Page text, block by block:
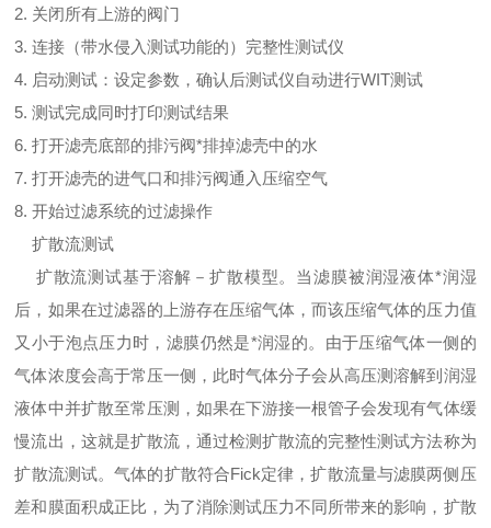
2. 关闭所有上游的阀门
3. 连接（带水侵入测试功能的）完整性测试仪
4. 启动测试：设定参数，确认后测试仪自动进行WIT测试
5. 测试完成同时打印测试结果
6. 打开滤壳底部的排污阀*排掉滤壳中的水
7. 打开滤壳的进气口和排污阀通入压缩空气
8. 开始过滤系统的过滤操作
扩散流测试
扩散流测试基于溶解－扩散模型。当滤膜被润湿液体*润湿
后，如果在过滤器的上游存在压缩气体，而该压缩气体的压力值
又小于泡点压力时，滤膜仍然是*润湿的。由于压缩气体一侧的
气体浓度会高于常压一侧，此时气体分子会从高压测溶解到润湿
液体中并扩散至常压测，如果在下游接一根管子会发现有气体缓
慢流出，这就是扩散流，通过检测扩散流的完整性测试方法称为
扩散流测试。气体的扩散符合Fick定律，扩散流量与滤膜两侧压
差和膜面积成正比，为了消除测试压力不同所带来的影响，扩散